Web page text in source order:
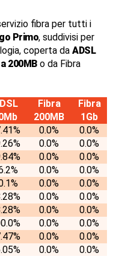
fibra per tutti i
Primo, suddivisi per
coperta da ADSL
200MBo da Fibra
Fibra
200MB
Fibra
1Gb
0.0%
0.0%
0.0%
0.0%
0.0%
0.0%
0.0%
0.0%
0.0%
0.0%
0.0%
0.0%
0.0%
0.0%
0.0%
0.0%
0.0%
0.0%
0.0%
0.0%